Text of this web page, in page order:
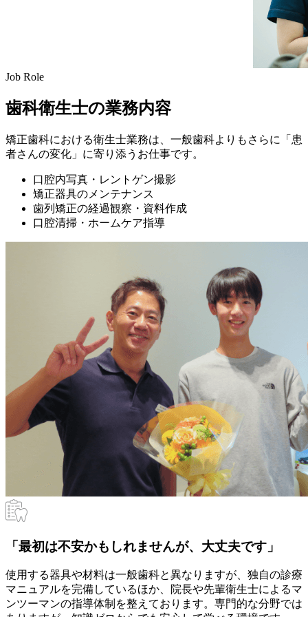
Job Role
歯科衛生士の業務内容
矯正歯科における衛生士業務は、一般歯科よりもさらに「患
者さんの変化」に寄り添うお仕事です。
口腔内写真・レントゲン撮影
矯正器具のメンテナンス
歯列矯正の経過観察・資料作成
口腔清掃・ホームケア指導
「最初は不安かもしれませんが、大丈夫です」
使用する器具や材料は一般歯科と異なりますが、独自の診療
マニュアルを完備しているほか、院長や先輩衛生士によるマ
ンツーマンの指導体制を整えております。専門的な分野では